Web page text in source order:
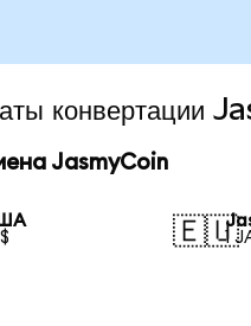
JasmyCoin
🇪🇺
1